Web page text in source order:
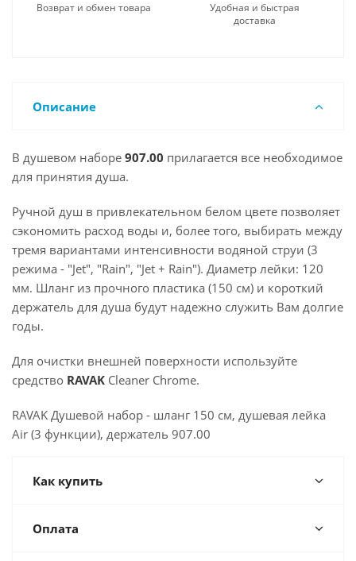
Возврат и обмен товара
Удобная и быстрая
доставка
Описание
В душевом наборе 907.00 прилагается все необходимое
для принятия душа.
Ручной душ в привлекательном белом цвете позволяет
сэкономить расход воды и, более того, выбирать между
тремя вариантами интенсивности водяной струи (3
режима - "Jet", "Rain", "Jet + Rain"). Диаметр лейки: 120
мм. Шланг из прочного пластика (150 см) и короткий
держатель для душа будут надежно служить Вам долгие
годы.
Для очистки внешней поверхности используйте
средство RAVAK Cleaner Chrome.
RAVAK Душевой набор - шланг 150 см, душевая лейка
Air (3 функции), держатель 907.00
Как купить
Оплата